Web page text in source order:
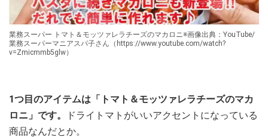
業務スーパー トマト＆モッツァレラチーズのマカロニ※画像出典：YouTube/
業務スーパーマニアスパ子さん（https://www.youtube.com/watch?
v=Zmicmmb5glw）
1つ目のアイテムは「トマト＆モッツァレラチーズのマカ
ロニ」です。
ドライトマトがいいアクセントになっている
商品なんだとか。